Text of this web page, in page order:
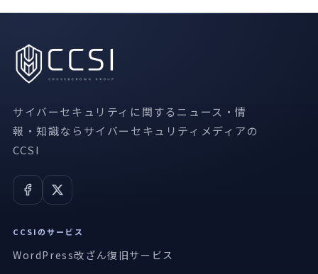
サイバーセキュリティに関するニュース・情
報・知識ならサイバーセキュリティメディアの
CCSI
CCSIのサービス
WordPress改ざん復旧サービス